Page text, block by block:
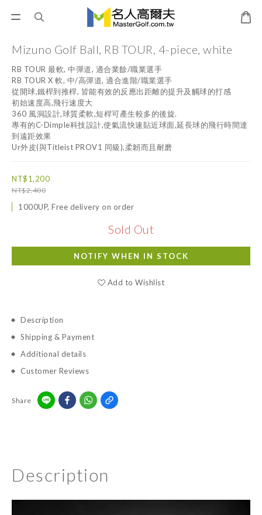
Mizuno Golf Ball, RB TOUR, 4-piece, white
RB TOUR 最軟, 中彈道, 適合業餘/職業選手
RB TOUR X 軟, 中/高彈道, 適合進階/職業選手
從開球,鐵桿到推桿, 皆能有效的反應出距離的提升及觸球的打感
初始速度高,飛行速度大
360 風洞設計,球質柔軟,短桿可產生較多的後旋.
專有的C-Dimple科技設計,使氣流快速貼近球面,延長球的飛行時間達
到遠距效果
Ur外皮(與Titleist PROV1 同級),柔韌而且耐磨
NT$1,200
NT$2,400
1000UP, Free delivery on order
Sold Out
NOTIFY WHEN IN STOCK
Add to Wishlist
Description
Shipping & Payment
Additional details
Customer Reviews
Share
Description